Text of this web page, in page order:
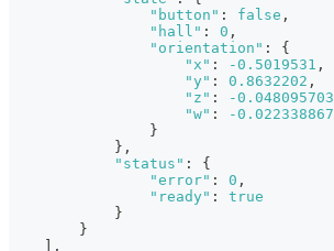
"button" : false ,
"hall" : 0 ,
"orientation" :
{
"x" : -0.5019531 ,
"y" : 0.8632202 ,
"z" : -0.048095703
"w" :
-0.022338867
}
} ,
"status" :
{
"error" : 0 ,
"ready" :
true
}
}
,